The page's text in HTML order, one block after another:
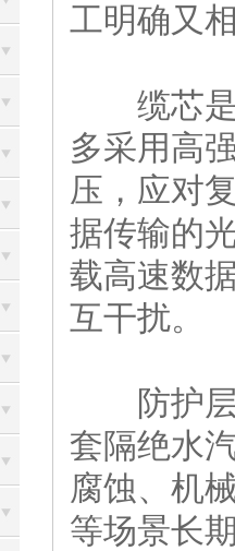
工明确又
缆芯是
多采用高
压，应对
据传输的
载高速数
互干扰。
防护层
套隔绝水
腐蚀、机
等场景长